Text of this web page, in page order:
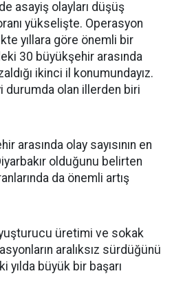
asayiş olayları düşüş
yükselişte. Operasyon
yıllara göre önemli bir
30 büyükşehir arasında
ikinci il konumundayız.
durumda olan illerden biri
arasında olay sayısının en
olduğunu belirten
da önemli artış
üretimi ve sokak
aralıksız sürdüğünü
yılda büyük bir başarı